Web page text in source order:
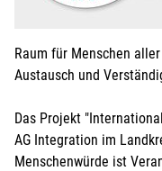
Raum für Menschen
Austausch und
Das Projekt
AG Integration im
Menschenwürde ist